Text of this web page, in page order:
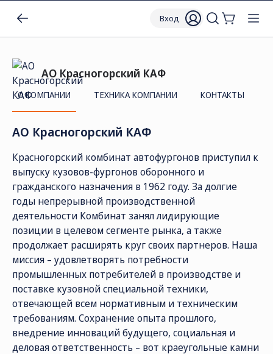
Вход
АО Красногорский КАФ
О КОМПАНИИ ТЕХНИКА КОМПАНИИ КОНТАКТЫ
АО Красногорский КАФ
Красногорский комбинат автофургонов приступил к
выпуску кузовов-фургонов оборонного и
гражданского назначения в 1962 году. За долгие
годы непрерывной производственной
деятельности Комбинат занял лидирующие
позиции в целевом сегменте рынка, а также
продолжает расширять круг своих партнеров. Наша
миссия – удовлетворять потребности
промышленных потребителей в производстве и
поставке кузовной специальной техники,
отвечающей всем нормативным и техническим
требованиям. Сохранение опыта прошлого,
внедрение инноваций будущего, социальная и
деловая ответственность – вот краеугольные камни